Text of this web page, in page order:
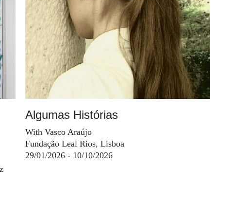
Algumas Histórias
With Vasco Araújo
Fundação Leal Rios, Lisboa
29/01/2026 - 10/10/2026